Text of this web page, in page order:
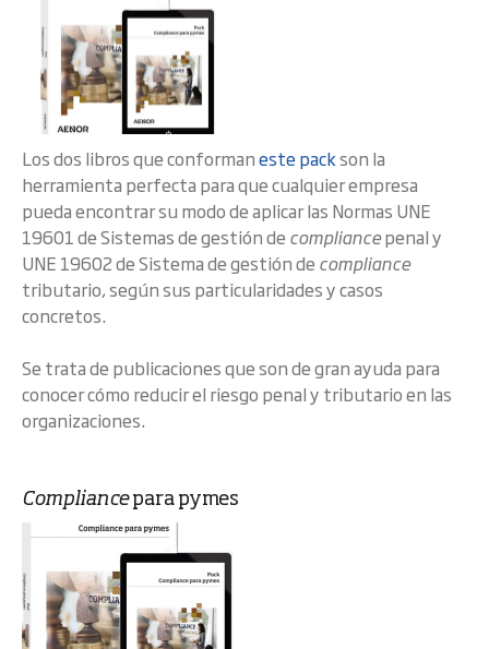
Los dos libros que conformaneste packson la
herramienta perfecta para que cualquier empresa
pueda encontrar su modo de aplicar las Normas UNE
19601 de Sistemas de gestión decompliancepenal y
UNE 19602 de Sistema de gestión decompliance
tributario, según sus particularidades y casos
concretos.
Se trata de publicaciones que son de gran ayuda para
conocer cómo reducir el riesgo penal y tributario en las
organizaciones.
Compliancepara pymes